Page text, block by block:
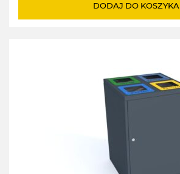
DODAJ DO KOSZYKA